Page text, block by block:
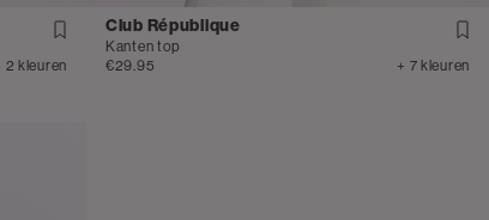
2 kleuren
Club République
Kanten top
€29.95
+ 7 kleuren